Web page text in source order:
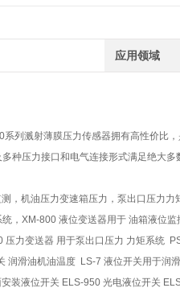
应用领域
列溅射薄膜压力传感器拥有高性价比，
种压力接口和电气连接形式满足绝大多
，机油压力变速箱压力，泵出口压力力
，XM-800 液位变送器用于 油箱液位
力变送器 用于泵出口压力 力矩系统
滑油机油温度 LS-7 液位开关用于润
装液位开关 ELS-950 光电液位开关